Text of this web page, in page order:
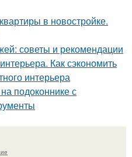
в новостройке.
советы и рекомендации
Как сэкономить
интерьера
подоконнике с